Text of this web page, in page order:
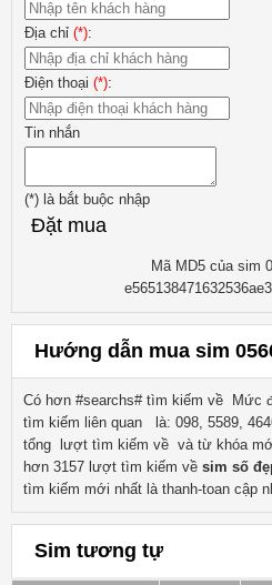
Địa chỉ (*):
Điện thoại (*):
Tin nhắn
(*) là bắt buộc nhập
Đặt mua
Mã MD5 của sim
Hướng dẫn mua sim
Có hơn #searchs# tìm kiếm về
Mức
tìm kiếm liên quan
là: 098, 5589,
tổng lượt tìm kiếm về và từ khóa
hơn 3157 lượt tìm kiếm về sim số
tìm kiếm mới nhất là thanh-toan cập
Sim tương tự